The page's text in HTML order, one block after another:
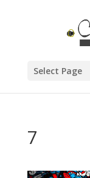
Select Page
7